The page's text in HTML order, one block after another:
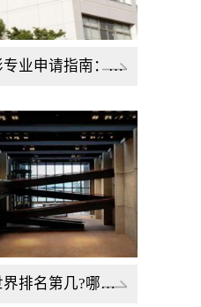
东京工艺大学摄影专业申请指南：流程与要点解析​
武藏野美术大学世界排名第几?哪些专业堪称王牌?